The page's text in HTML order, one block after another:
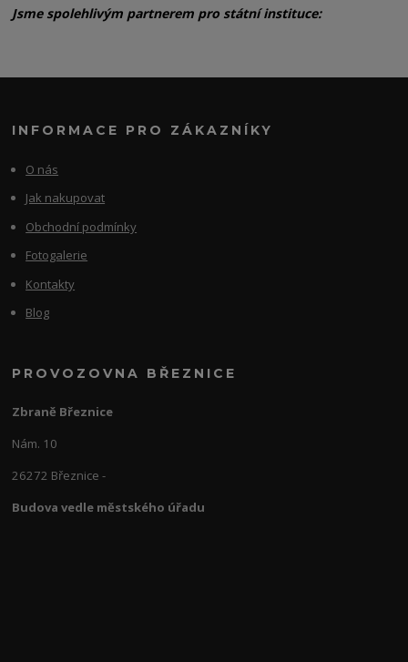
Jsme spolehlivým partnerem pro státní instituce:
INFORMACE PRO ZÁKAZNÍKY
O nás
Jak nakupovat
Obchodní podmínky
Fotogalerie
Kontakty
Blog
PROVOZOVNA BŘEZNICE
Zbraně Březnice
Nám. 10
26272 Březnice -
Budova vedle městského úřadu